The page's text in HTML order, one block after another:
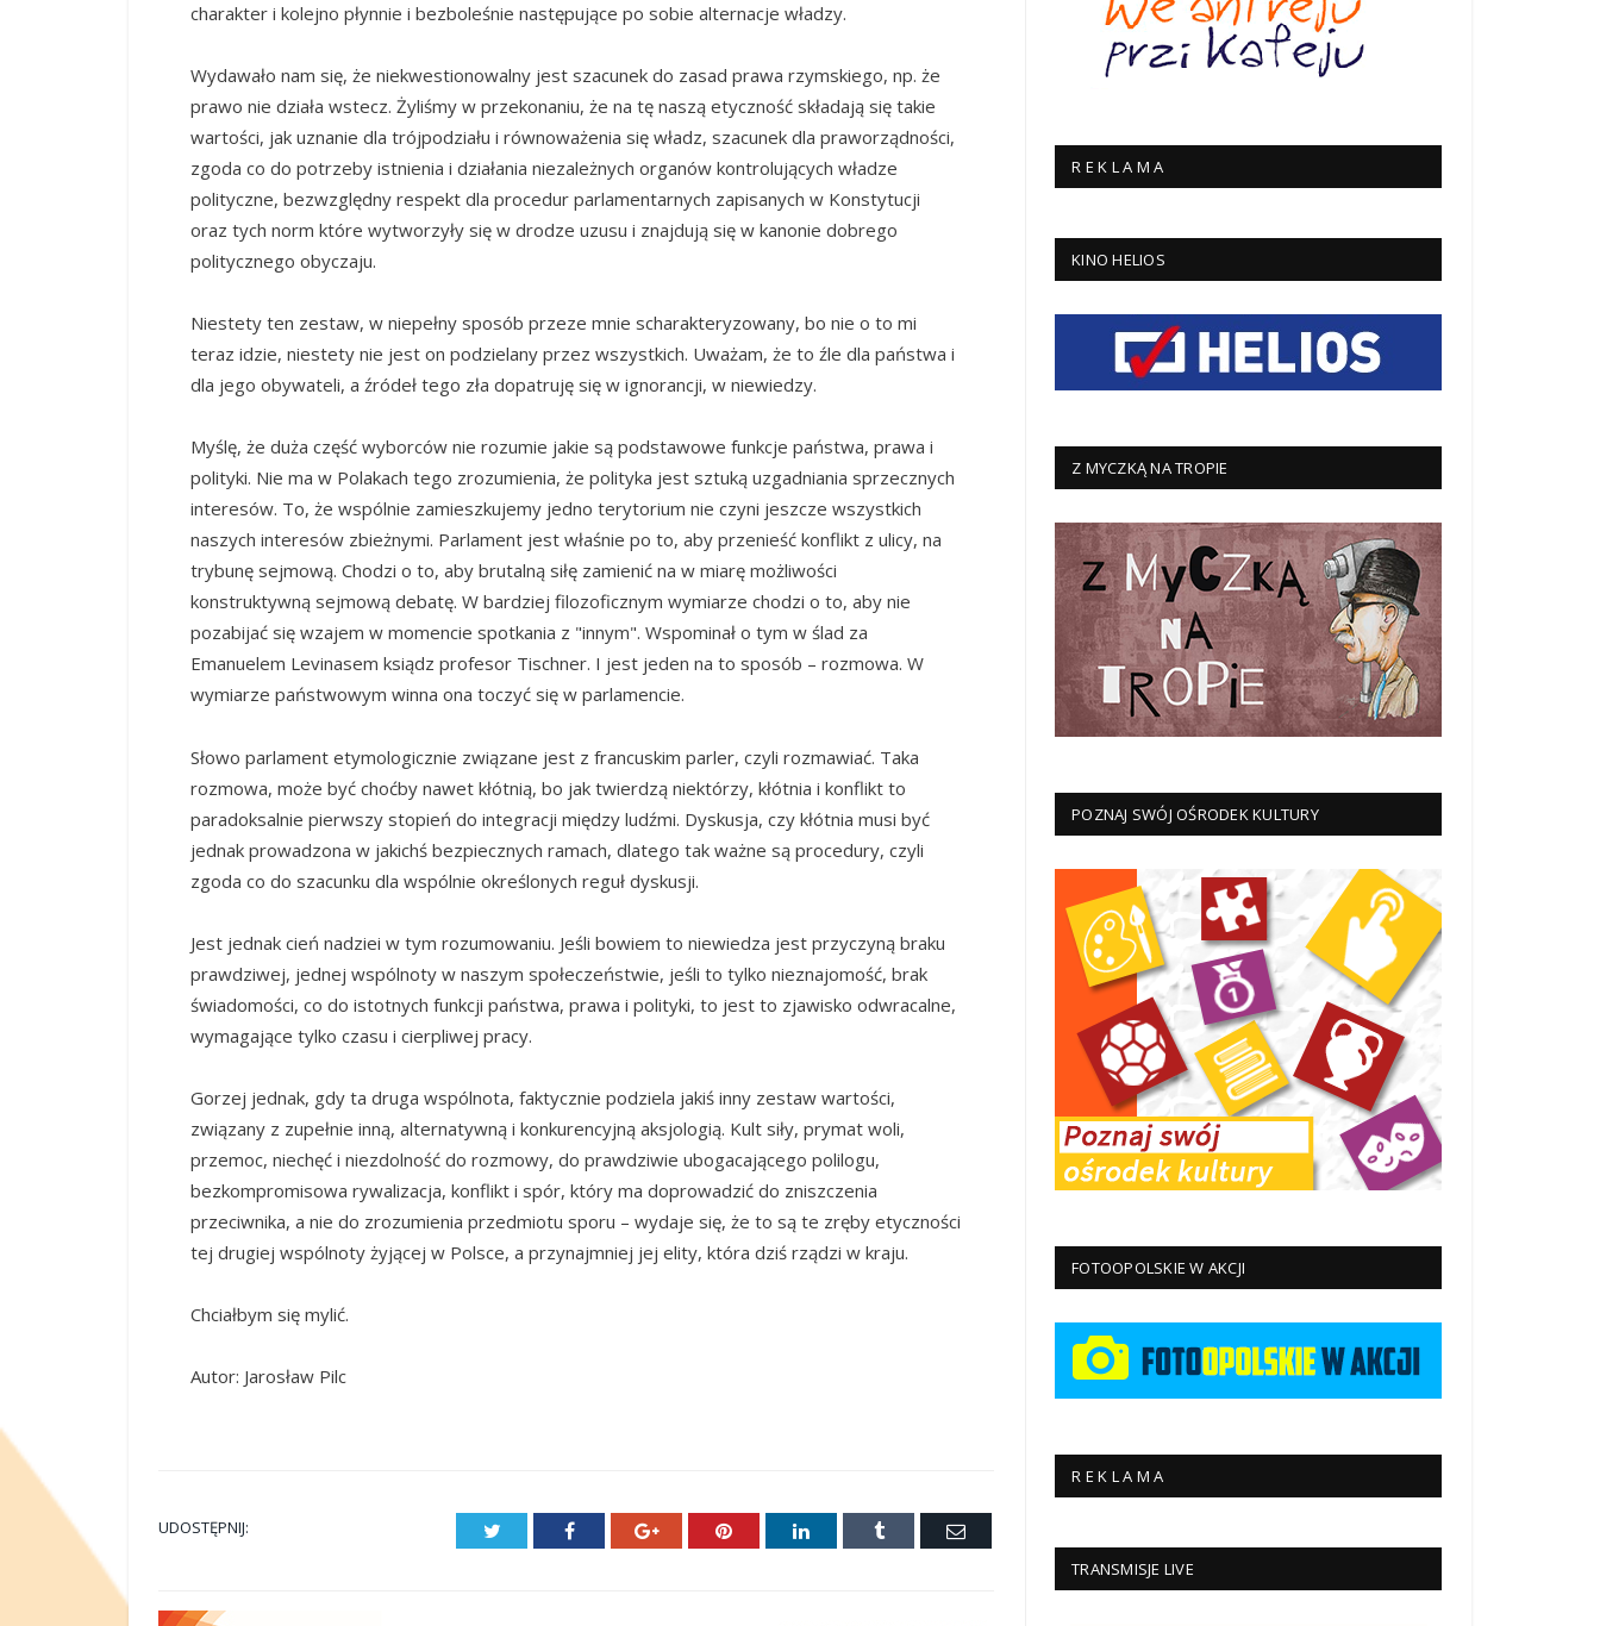
charakter i kolejno płynnie i bezboleśnie następujące po sobie alternacje władzy.
Wydawało nam się, że niekwestionowalny jest szacunek do zasad prawa rzymskiego, np. że
prawo nie działa wstecz. Żyliśmy w przekonaniu, że na tę naszą etyczność składają się takie
wartości, jak uznanie dla trójpodziału i równoważenia się władz, szacunek dla praworządności,
zgoda co do potrzeby istnienia i działania niezależnych organów kontrolujących władze
polityczne, bezwzględny respekt dla procedur parlamentarnych zapisanych w Konstytucji
oraz tych norm które wytworzyły się w drodze uzusu i znajdują się w kanonie dobrego
politycznego obyczaju.
Niestety ten zestaw, w niepełny sposób przeze mnie scharakteryzowany, bo nie o to mi
teraz idzie, niestety nie jest on podzielany przez wszystkich. Uważam, że to źle dla państwa i
dla jego obywateli, a źródeł tego zła dopatruję się w ignorancji, w niewiedzy.
Myślę, że duża część wyborców nie rozumie jakie są podstawowe funkcje państwa, prawa i
polityki. Nie ma w Polakach tego zrozumienia, że polityka jest sztuką uzgadniania sprzecznych
interesów. To, że wspólnie zamieszkujemy jedno terytorium nie czyni jeszcze wszystkich
naszych interesów zbieżnymi. Parlament jest właśnie po to, aby przenieść konflikt z ulicy, na
trybunę sejmową. Chodzi o to, aby brutalną siłę zamienić na w miarę możliwości
konstruktywną sejmową debatę. W bardziej filozoficznym wymiarze chodzi o to, aby nie
pozabijać się wzajem w momencie spotkania z "innym". Wspominał o tym w ślad za
Emanuelem Levinasem ksiądz profesor Tischner. I jest jeden na to sposób – rozmowa. W
wymiarze państwowym winna ona toczyć się w parlamencie.
Słowo parlament etymologicznie związane jest z francuskim parler, czyli rozmawiać. Taka
rozmowa, może być choćby nawet kłótnią, bo jak twierdzą niektórzy, kłótnia i konflikt to
paradoksalnie pierwszy stopień do integracji między ludźmi. Dyskusja, czy kłótnia musi być
jednak prowadzona w jakichś bezpiecznych ramach, dlatego tak ważne są procedury, czyli
zgoda co do szacunku dla wspólnie określonych reguł dyskusji.
Jest jednak cień nadziei w tym rozumowaniu. Jeśli bowiem to niewiedza jest przyczyną braku
prawdziwej, jednej wspólnoty w naszym społeczeństwie, jeśli to tylko nieznajomość, brak
świadomości, co do istotnych funkcji państwa, prawa i polityki, to jest to zjawisko odwracalne,
wymagające tylko czasu i cierpliwej pracy.
Gorzej jednak, gdy ta druga wspólnota, faktycznie podziela jakiś inny zestaw wartości,
związany z zupełnie inną, alternatywną i konkurencyjną aksjologią. Kult siły, prymat woli,
przemoc, niechęć i niezdolność do rozmowy, do prawdziwie ubogacającego polilogu,
bezkompromisowa rywalizacja, konflikt i spór, który ma doprowadzić do zniszczenia
przeciwnika, a nie do zrozumienia przedmiotu sporu – wydaje się, że to są te zręby etyczności
tej drugiej wspólnoty żyjącej w Polsce, a przynajmniej jej elity, która dziś rządzi w kraju.
Chciałbym się mylić.
Autor: Jarosław Pilc
UDOSTĘPNIJ: Twitter Facebook Google+ Pinterest LinkedIn Tumblr
E-
R E K L A M A
KINO HELIOS
Z MYCZKĄ NA TROPIE
POZNAJ SWÓJ OŚRODEK KULTURY
FOTOOPOLSKIE W AKCJI
R E K L A M A
TRANSMISJE LIVE